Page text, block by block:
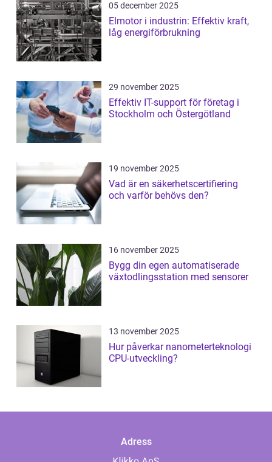
05 december 2025
Elmotor i industrin: Effektiv kraft,
låg energiförbrukning
29 november 2025
Effektiv IT-support för företag i
Stockholm och Östergötland
19 november 2025
Vad är en säkerhetscertifiering
och varför behövs den?
16 november 2025
Bygg din egen automatiserade
växtodlingsstation med sensorer
13 november 2025
Hur påverkar nanometerteknologi
CPU-utveckling?
Adress